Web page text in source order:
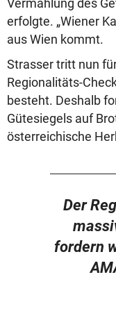
Vermahlung des
erfolgte. „Wiener
aus Wien kommt.
Strasser tritt nun
Regionalitäts-
besteht. Deshalb
Gütesiegels auf
österreichische
Der
fordern